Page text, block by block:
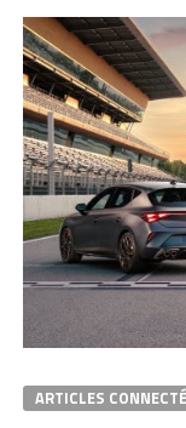
ARTICLES